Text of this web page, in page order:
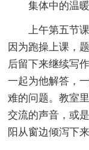
集体中的温暖
上午第五节课
因为跑操上课，
后留下来继续写
一起为他解答，
难的问题。教室
交流的声音，或
阳从窗边倾泻下